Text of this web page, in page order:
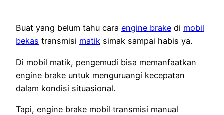
Buat yang belum tahu cara engine brake di mobil
bekas transmisi matik simak sampai habis ya.
Di mobil matik, pengemudi bisa memanfaatkan
engine brake untuk menguruangi kecepatan
dalam kondisi situasional.
Tapi, engine brake mobil transmisi manual